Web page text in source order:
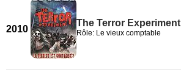
2010
The Terror Experiment
Rôle: Le vieux comptable